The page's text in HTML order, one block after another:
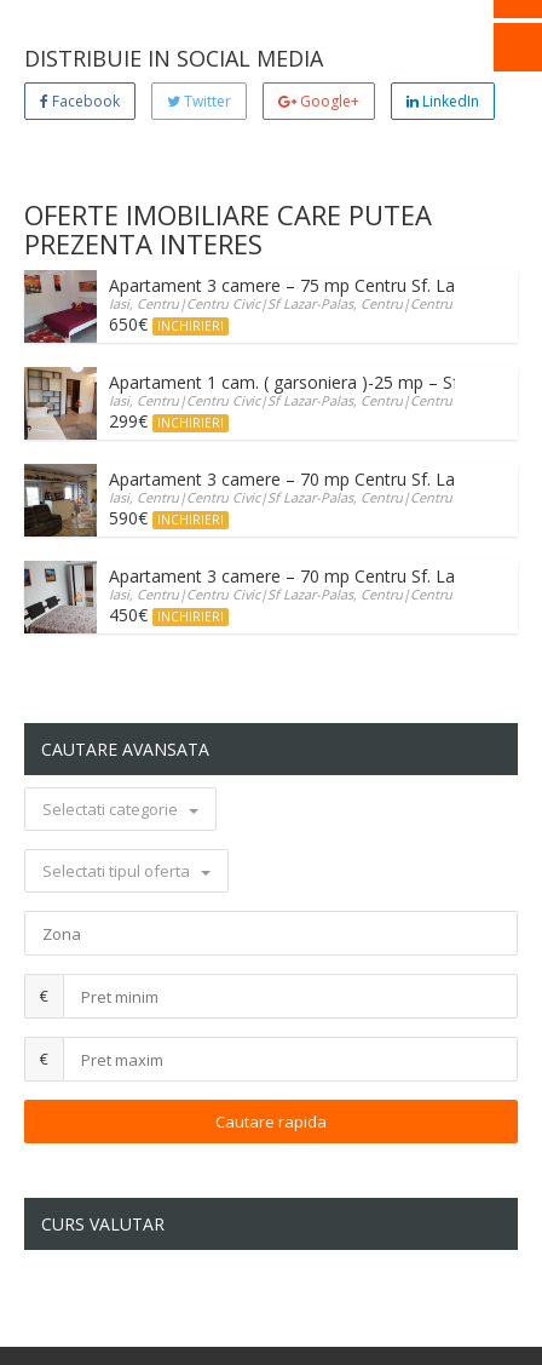
DISTRIBUIE IN SOCIAL MEDIA
Facebook Twitter Google+ LinkedIn
OFERTE IMOBILIARE CARE PUTEA
PREZENTA INTERES
Apartament 3 camere – 75 mp Centru Sf. Lazar – Palas
Iasi, Centru|Centru Civic|Sf Lazar-Palas, Centru|Centru Civic|Sf
650€ INCHIRIERI
Apartament 1 cam. ( garsoniera )-25 mp – Sf. Lazar –
Iasi, Centru|Centru Civic|Sf Lazar-Palas, Centru|Centru Civic|Sf
299€ INCHIRIERI
Apartament 3 camere – 70 mp Centru Sf. Lazar –
Iasi, Centru|Centru Civic|Sf Lazar-Palas, Centru|Centru Civic|Sf
590€ INCHIRIERI
Apartament 3 camere – 70 mp Centru Sf. Lazar – Palas
Iasi, Centru|Centru Civic|Sf Lazar-Palas, Centru|Centru Civic|Sf
450€ INCHIRIERI
CAUTARE AVANSATA
Selectati categorie
Selectati tipul oferta
€
€
CURS VALUTAR